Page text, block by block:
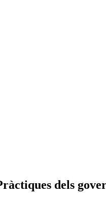
dels